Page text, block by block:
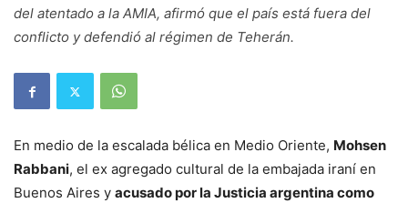
del atentado a la AMIA, afirmó que el país está fuera del
conflicto y defendió al régimen de Teherán.
En medio de la escalada bélica en Medio Oriente, Mohsen
Rabbani, el ex agregado cultural de la embajada iraní en
Buenos Aires y acusado por la Justicia argentina como